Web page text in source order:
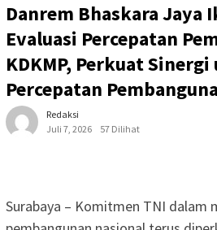
Danrem Bhaskara Jaya
Evaluasi Percepatan
KDKMP, Perkuat
Percepatan
Redaksi
Juli 7, 2026
57 Dilihat
Surabaya – Komitmen TNI dalam